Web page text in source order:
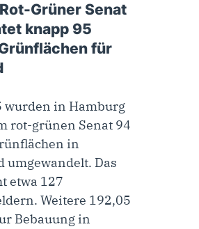
Grüner Senat
knapp 95
für
wurden in Hamburg
rot-grünen Senat 94
in
umgewandelt. Das
etwa 127
Weitere 192,05
Bebauung in